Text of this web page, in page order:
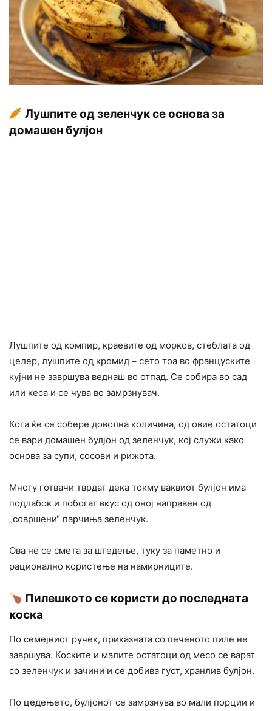
Лушпите од зеленчук се основа за
домашен булјон
Лушпите од компир, краевите од морков, стеблата од
целер, лушпите од кромид – сето тоа во француските
кујни не завршува веднаш во отпад. Се собира во сад
или кеса и се чува во замрзнувач.
Кога ќе се собере доволна количина, од овие остатоци
се вари домашен булјон од зеленчук, кој служи како
основа за супи, сосови и рижота.
Многу готвачи тврдат дека токму ваквиот булјон има
подлабок и побогат вкус од оној направен од
„совршени“ парчиња зеленчук.
Ова не се смета за штедење, туку за паметно и
рационално користење на намирниците.
Пилешкото се користи до последната
коска
По семејниот ручек, приказната со печеното пиле не
завршува. Коските и малите остатоци од месо се варат
со зеленчук и зачини и се добива густ, хранлив булјон.
По цедењето, булјонот се замрзнува во мали порции и